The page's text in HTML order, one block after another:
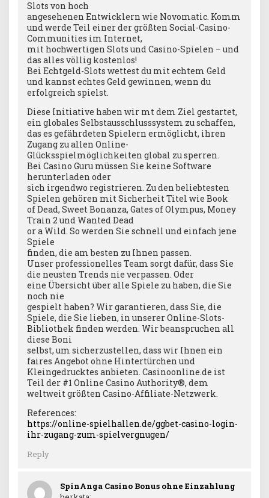
Slots von hoch
angesehenen Entwicklern wie Novomatic. Komm
und werde Teil einer der größten Social-Casino-
Communities im Internet,
mit hochwertigen Slots und Casino-Spielen – und
das alles völlig kostenlos!
Bei Echtgeld-Slots wettest du mit echtem Geld
und kannst echtes Geld gewinnen, wenn du
erfolgreich spielst.
Diese Initiative haben wir mt dem Ziel gestartet,
ein globales Selbstausschlusssystem zu schaffen,
das es gefährdeten Spielern ermöglicht, ihren
Zugang zu allen Online-
Glücksspielmöglichkeiten global zu sperren.
Bei Casino Guru müssen Sie keine Software
herunterladen oder
sich irgendwo registrieren. Zu den beliebtesten
Spielen gehören mit Sicherheit Titel wie Book
of Dead, Sweet Bonanza, Gates of Olympus, Money
Train 2 und Wanted Dead
or a Wild. So werden Sie schnell und einfach jene
Spiele
finden, die am besten zu Ihnen passen.
Unser professionelles Team sorgt dafür, dass Sie
die neusten Trends nie verpassen. Oder
eine Übersicht über alle Spiele zu haben, die Sie
noch nie
gespielt haben? Wir garantieren, dass Sie, die
Spiele, die Sie lieben, in unserer Online-Slots-
Bibliothek finden werden. Wir beanspruchen all
diese Boni
selbst, um sicherzustellen, dass wir Ihnen ein
faires Angebot ohne Hintertürchen und
Kleingedrucktes anbieten. Casinoonline.de ist
Teil der #1 Online Casino Authority®, dem
weltweit größten Casino-Affiliate-Netzwerk.
References:
https://online-spielhallen.de/ggbet-casino-login-
ihr-zugang-zum-spielvergnugen/
Reply
SpinAnga Casino Bonus ohne Einzahlung